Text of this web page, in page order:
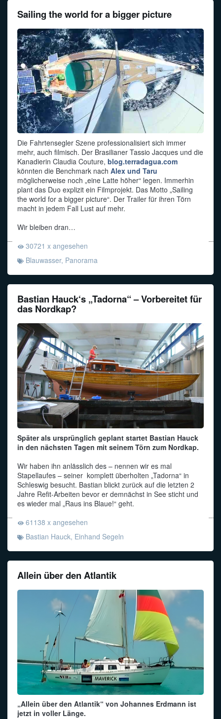
Sailing the world for a bigger picture
Die Fahrtensegler Szene professionalisiert sich immer
mehr, auch filmisch. Der Brasilianer Tassio Jacques und die
Kanadierin Claudia Couture, blog.terradagua.com
könnten die Benchmark nach Alex und Taru
möglicherweise noch „eine Latte höher“ legen. Immerhin
plant das Duo explizit ein Filmprojekt. Das Motto „Sailing
the world for a bigger picture“. Der Trailer für ihren Törn
macht in jedem Fall Lust auf mehr.
Wir bleiben dran…
30721 x angesehen
Blauwasser, Panorama
Bastian Hauck‘s „Tadorna“ – Vorbereitet für
das Nordkap?
Später als ursprünglich geplant startet Bastian Hauck
in den nächsten Tagen mit seinem Törn zum Nordkap.
Wir haben ihn anlässlich des – nennen wir es mal
Stapellaufes – seiner komplett überholten „Tadorna“ in
Schleswig besucht. Bastian blickt zurück auf die letzten 2
Jahre Refit-Arbeiten bevor er demnächst in See sticht und
es wieder mal „Raus ins Blaue!“ geht.
61138 x angesehen
Bastian Hauck, Einhand Segeln
Allein über den Atlantik
„Allein über den Atlantik“ von Johannes Erdmann ist
jetzt in voller Länge.